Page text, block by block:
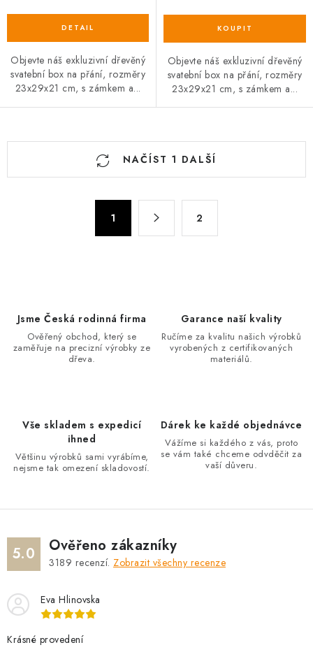
Objevte náš exkluzivní dřevěný
svatební box na přání, rozměry
23x29x21 cm, s zámkem a...
Objevte náš exkluzivní dřevěný
svatební box na přání, rozměry
23x29x21 cm, s zámkem a...
O
k
u
NAČÍST 1 DALŠÍ
á
1 2
Jsme Česká rodinná firma
Ověřený obchod, který se
zaměřuje na precizní výrobky ze
dřeva.
Garance naší kvality
Ručíme za kvalitu našich výrobků
vyrobených z certifikovaných
materiálů.
Vše skladem s expedicí
ihned
Většinu výrobků sami vyrábíme,
nejsme tak omezení skladovostí.
Dárek ke každé objednávce
Vážíme si každého z vás, proto
se vám také chceme odvděčit za
vaší důveru.
5.0 Ověřeno zákazníky
3189 recenzí. Zobrazit všechny recenze
Eva Hlinovska
Krásné provedení